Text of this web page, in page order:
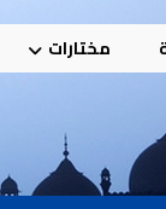
مختارات